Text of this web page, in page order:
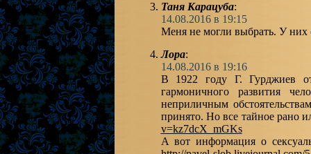
Таня Карацуба:
14.08.2016 в 19:15
Меня не могли выбрать. У них
Лора:
14.08.2016 в 19:16
В 1922 году Г. Гурджиев
гармоничного развития
неприличным
принято. Но все тайное рано
v=kz7dcX_mGKs
А вот информация о